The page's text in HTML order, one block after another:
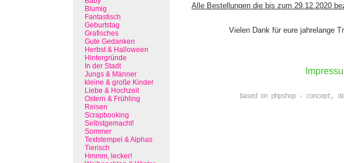
Alle Bestellungen die bis zum 29.12.2020
Vielen Dank für eure jahrelange
based on phpshop - concept,
Blumig
Fantastisch
Geburtstag
Grafisches
Gute Gedanken
Herbst & Halloween
Hintergründe
In der Stadt
Jungs & Männer
kleine & große Kinder
Liebe & Hochzeit
Ostern & Frühling
Reisen
Scrapbooking
Selbstgemacht!
Sommer
Textstempel & Alphas
Tierisch
Hmmm, lecker!